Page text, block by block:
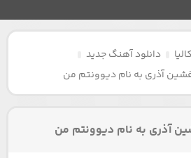
دانلود آهنگ جدید
آذری به نام دیوونتم من
آذری به نام دیوونتم من